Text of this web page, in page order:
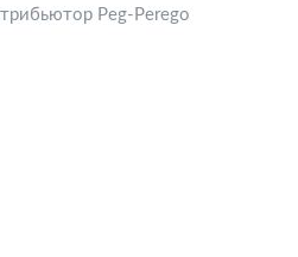
Peg-Perego